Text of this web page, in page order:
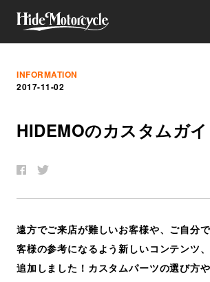
INFORMATION
2017-11-02
HIDEMOのカスタムガイ
遠方でご来店が難しいお客様や、ご自分
客様の参考になるよう新しいコンテンツ、
追加しました！カスタムパーツの選び方